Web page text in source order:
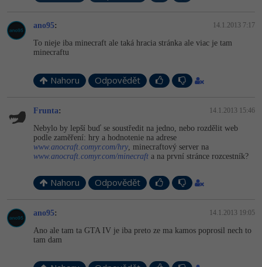
ano95: 14.1.2013 7:17
To nieje iba minecraft ale taká hracia stránka ale viac je tam
minecraftu
Nahoru Odpovědět
Frunta: 14.1.2013 15:46
Nebylo by lepší buď se soustředit na jedno, nebo rozdělit web
podle zaměření: hry a hodnotenie na adrese
www.anocraft.comyr.com/hry , minecraftový server na
www.anocraft.comyr.com/minecraft a na první stránce rozcestník?
Nahoru Odpovědět
ano95: 14.1.2013 19:05
Ano ale tam ta GTA IV je iba preto ze ma kamos poprosil nech to
tam dam